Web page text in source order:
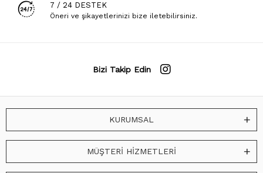
7 / 24 DESTEK
Öneri ve şikayetlerinizi bize iletebilirsiniz.
Bizi Takip Edin
KURUMSAL
MÜŞTERİ HİZMETLERİ